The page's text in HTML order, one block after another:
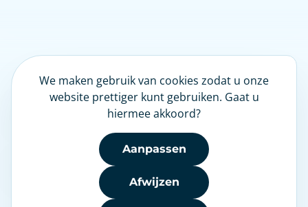
LinkedIn
Nieuwsbrief
We maken gebruik van cookies zodat u onze
website prettiger kunt gebruiken. Gaat u
hiermee akkoord?
Aanpassen
Afwijzen